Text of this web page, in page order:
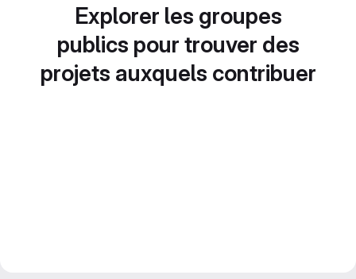
Explorer les groupes
publics pour trouver des
projets auxquels contribuer